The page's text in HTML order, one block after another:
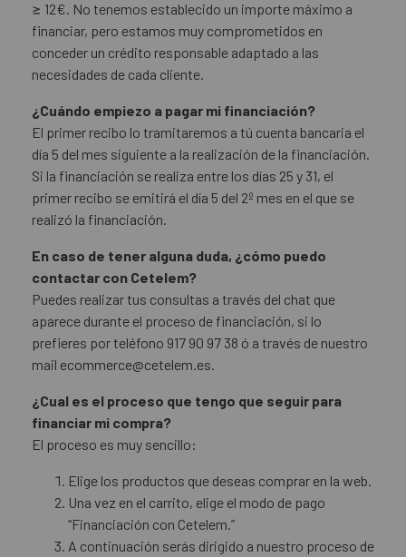
≥ 12€. No tenemos establecido un importe máximo a
financiar, pero estamos muy comprometidos en
conceder un crédito responsable adaptado a las
necesidades de cada cliente.
¿Cuándo empiezo a pagar mi financiación?
El primer recibo lo tramitaremos a tú cuenta bancaria el
día 5 del mes siguiente a la realización de la financiación.
Si la financiación se realiza entre los días 25 y 31, el
primer recibo se emitirá el día 5 del 2º mes en el que se
realizó la financiación.
En caso de tener alguna duda, ¿cómo puedo
contactar con Cetelem?
Puedes realizar tus consultas a través del chat que
aparece durante el proceso de financiación, si lo
prefieres por teléfono 917 90 97 38 ó a través de nuestro
mail ecommerce@cetelem.es
¿Cual es el proceso que tengo que seguir para
financiar mi compra?
El proceso es muy sencillo:
Elige los productos que deseas comprar en la web.
Una vez en el carrito, elige el modo de pago
“Financiación con Cetelem.”
A continuación serás dirigido a nuestro proceso de